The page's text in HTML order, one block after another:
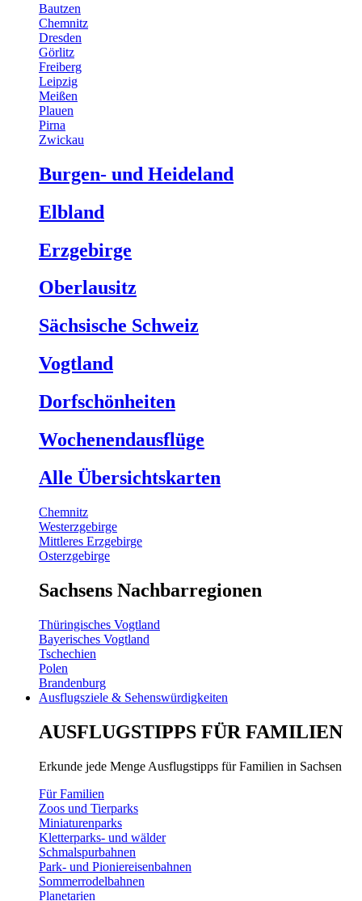
Bautzen
Chemnitz
Dresden
Görlitz
Freiberg
Leipzig
Meißen
Plauen
Pirna
Zwickau
Burgen- und Heideland
Elbland
Erzgebirge
Oberlausitz
Sächsische Schweiz
Vogtland
Dorfschönheiten
Wochenendausflüge
Alle Übersichtskarten
Chemnitz
Westerzgebirge
Mittleres Erzgebirge
Osterzgebirge
Sachsens Nachbarregionen
Thüringisches Vogtland
Bayerisches Vogtland
Tschechien
Polen
Brandenburg
Ausflugsziele & Sehenswürdigkeiten
AUSFLUGSTIPPS FÜR FAMILIEN
Erkunde jede Menge Ausflugstipps für Familien in Sachsen
Für Familien
Zoos und Tierparks
Miniaturenparks
Kletterparks- und wälder
Schmalspurbahnen
Park- und Pioniereisenbahnen
Sommerrodelbahnen
Planetarien